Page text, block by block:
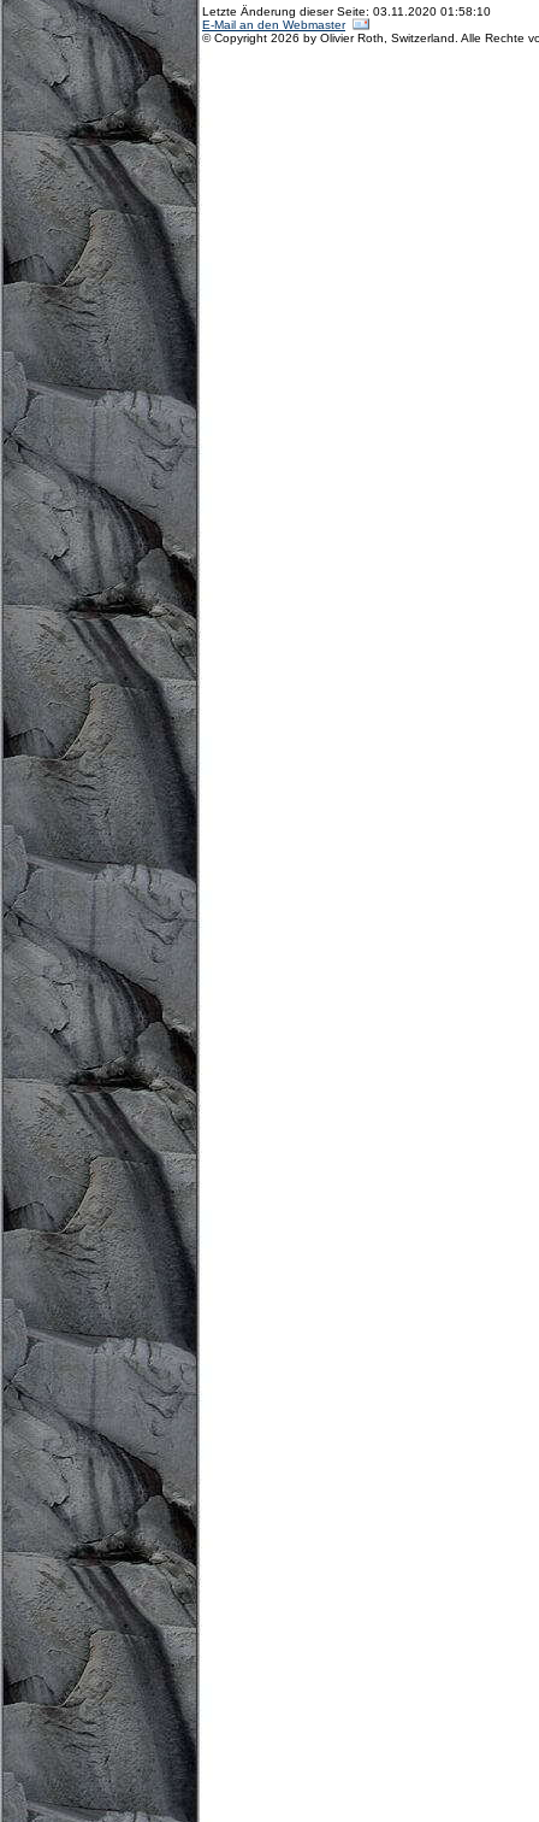
Letzte Änderung dieser Seite: 03.11.2020 01:58:10
E-Mail an den Webmaster
© Copyright 2026 by Olivier Roth, Switzerland. Alle Rechte